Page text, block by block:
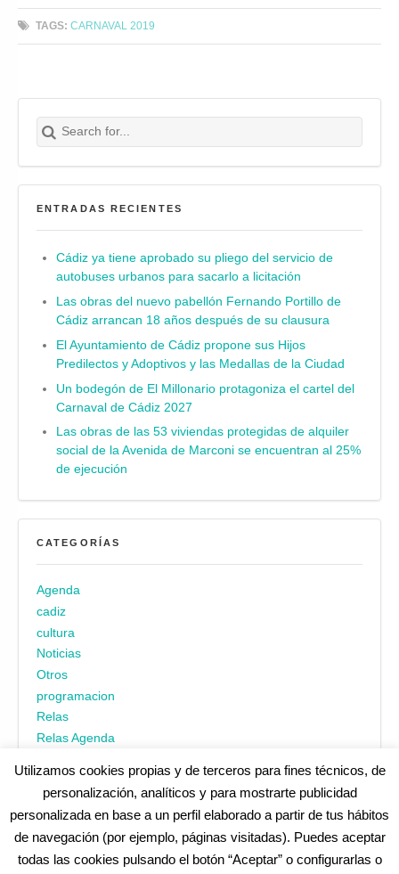
TAGS: CARNAVAL 2019
Search for:
Buscar
ENTRADAS RECIENTES
Cádiz ya tiene aprobado su pliego del servicio de
autobuses urbanos para sacarlo a licitación
Las obras del nuevo pabellón Fernando Portillo de
Cádiz arrancan 18 años después de su clausura
El Ayuntamiento de Cádiz propone sus Hijos
Predilectos y Adoptivos y las Medallas de la Ciudad
Un bodegón de El Millonario protagoniza el cartel del
Carnaval de Cádiz 2027
Las obras de las 53 viviendas protegidas de alquiler
social de la Avenida de Marconi se encuentran al 25%
de ejecución
CATEGORÍAS
Agenda
cadiz
cultura
Noticias
Otros
programacion
Relas
Relas Agenda
¿No encuentras alguna cosa? Echa un vistazo encadiz.es|
Utilizamos cookies propias y de terceros para fines técnicos, de
personalización, analíticos y para mostrarte publicidad
personalizada en base a un perfil elaborado a partir de tus hábitos
de navegación (por ejemplo, páginas visitadas). Puedes aceptar
todas las cookies pulsando el botón “Aceptar” o configurarlas o